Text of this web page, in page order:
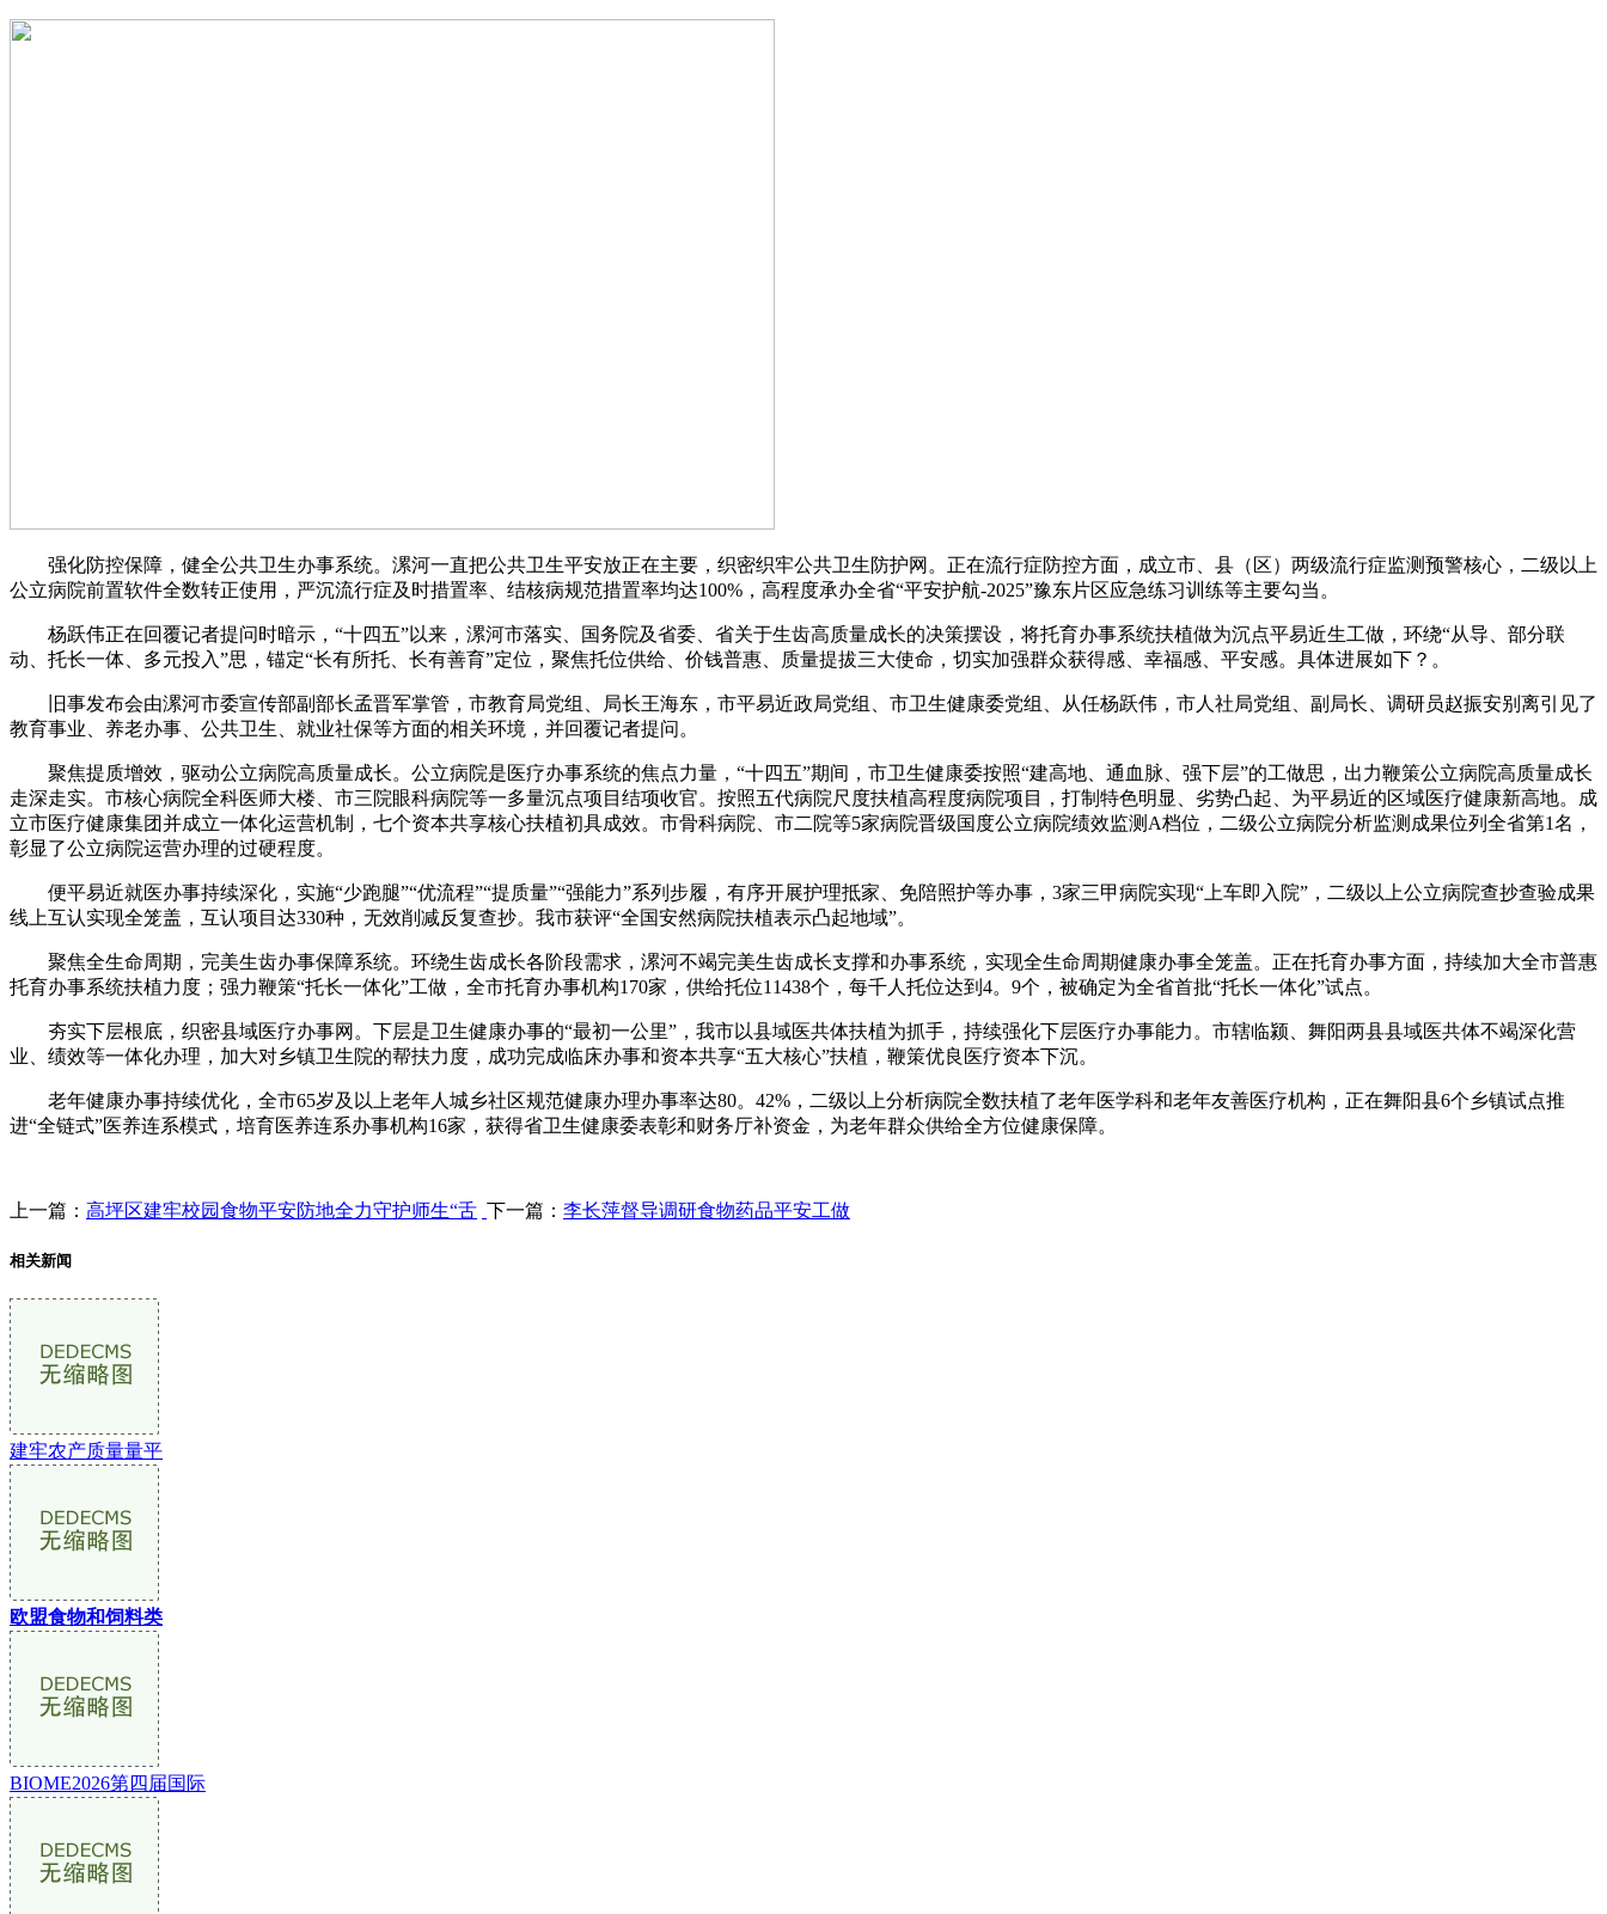
强化防控保障，健全公共卫生办事系统。漯河一直把公共卫生平安放正在主要，织密织牢公共卫生防护网。正在流行症防控方面，成立市、县（区）两级流行症监测预警核心，二级以上
公立病院前置软件全数转正使用，严沉流行症及时措置率、结核病规范措置率均达100%，高程度承办全省“平安护航-2025”豫东片区应急练习训练等主要勾当。
杨跃伟正在回覆记者提问时暗示，“十四五”以来，漯河市落实、国务院及省委、省关于生齿高质量成长的决策摆设，将托育办事系统扶植做为沉点平易近生工做，环绕“从导、部分联
动、托长一体、多元投入”思，锚定“长有所托、长有善育”定位，聚焦托位供给、价钱普惠、质量提拔三大使命，切实加强群众获得感、幸福感、平安感。具体进展如下？。
旧事发布会由漯河市委宣传部副部长孟晋军掌管，市教育局党组、局长王海东，市平易近政局党组、市卫生健康委党组、从任杨跃伟，市人社局党组、副局长、调研员赵振安别离引见了
教育事业、养老办事、公共卫生、就业社保等方面的相关环境，并回覆记者提问。
聚焦提质增效，驱动公立病院高质量成长。公立病院是医疗办事系统的焦点力量，“十四五”期间，市卫生健康委按照“建高地、通血脉、强下层”的工做思，出力鞭策公立病院高质量成长
走深走实。市核心病院全科医师大楼、市三院眼科病院等一多量沉点项目结项收官。按照五代病院尺度扶植高程度病院项目，打制特色明显、劣势凸起、为平易近的区域医疗健康新高地。成
立市医疗健康集团并成立一体化运营机制，七个资本共享核心扶植初具成效。市骨科病院、市二院等5家病院晋级国度公立病院绩效监测A档位，二级公立病院分析监测成果位列全省第1名，
彰显了公立病院运营办理的过硬程度。
便平易近就医办事持续深化，实施“少跑腿”“优流程”“提质量”“强能力”系列步履，有序开展护理抵家、免陪照护等办事，3家三甲病院实现“上车即入院”，二级以上公立病院查抄查验成果
线上互认实现全笼盖，互认项目达330种，无效削减反复查抄。我市获评“全国安然病院扶植表示凸起地域”。
聚焦全生命周期，完美生齿办事保障系统。环绕生齿成长各阶段需求，漯河不竭完美生齿成长支撑和办事系统，实现全生命周期健康办事全笼盖。正在托育办事方面，持续加大全市普惠
托育办事系统扶植力度；强力鞭策“托长一体化”工做，全市托育办事机构170家，供给托位11438个，每千人托位达到4。9个，被确定为全省首批“托长一体化”试点。
夯实下层根底，织密县域医疗办事网。下层是卫生健康办事的“最初一公里”，我市以县域医共体扶植为抓手，持续强化下层医疗办事能力。市辖临颍、舞阳两县县域医共体不竭深化营
业、绩效等一体化办理，加大对乡镇卫生院的帮扶力度，成功完成临床办事和资本共享“五大核心”扶植，鞭策优良医疗资本下沉。
老年健康办事持续优化，全市65岁及以上老年人城乡社区规范健康办理办事率达80。42%，二级以上分析病院全数扶植了老年医学科和老年友善医疗机构，正在舞阳县6个乡镇试点推
进“全链式”医养连系模式，培育医养连系办事机构16家，获得省卫生健康委表彰和财务厅补资金，为老年群众供给全方位健康保障。
上一篇： 高坪区建牢校园食物平安防地全力守护师生“舌 下一篇： 李长萍督导调研食物药品平安工做
相关新闻
建牢农产质量量平
欧盟食物和饲料类
BIOME2026第四届国际